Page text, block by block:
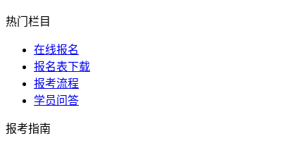
热门栏目
在线报名
报名表下载
报考流程
学员问答
报考指南